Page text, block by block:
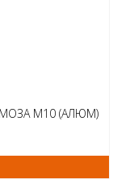
M10 (АЛЮМ)